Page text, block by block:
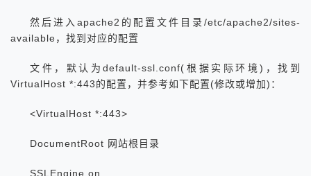
然后进入apache2的配置文件目录/etc/apache2/sites-
available，找到对应的配置
文件，默认为default-ssl.conf(根据实际环境)，找到
VirtualHost *:443的配置，并参考如下配置(修改或增加)：
<VirtualHost *:443>
DocumentRoot 网站根目录
SSLEngine on